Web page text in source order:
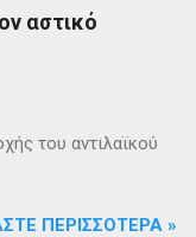
αστικό
του αντιλαϊκού
ΠΕΡΙΣΣΌΤΕΡΑ »